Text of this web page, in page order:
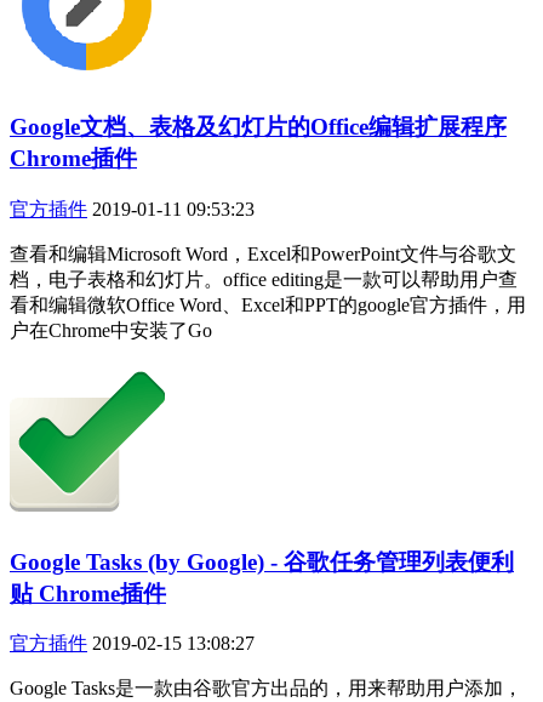
Google文档、表格及幻灯片的Office编辑扩展程序
Chrome插件
官方插件 2019-01-11 09:53:23
查看和编辑Microsoft Word，Excel和PowerPoint文件与谷歌文
档，电子表格和幻灯片。office editing是一款可以帮助用户查
看和编辑微软Office Word、Excel和PPT的google官方插件，用
户在Chrome中安装了Go
Google Tasks (by Google) - 谷歌任务管理列表便利
贴 Chrome插件
官方插件 2019-02-15 13:08:27
Google Tasks是一款由谷歌官方出品的，用来帮助用户添加，